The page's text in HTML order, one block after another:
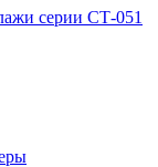
серии СТ-051